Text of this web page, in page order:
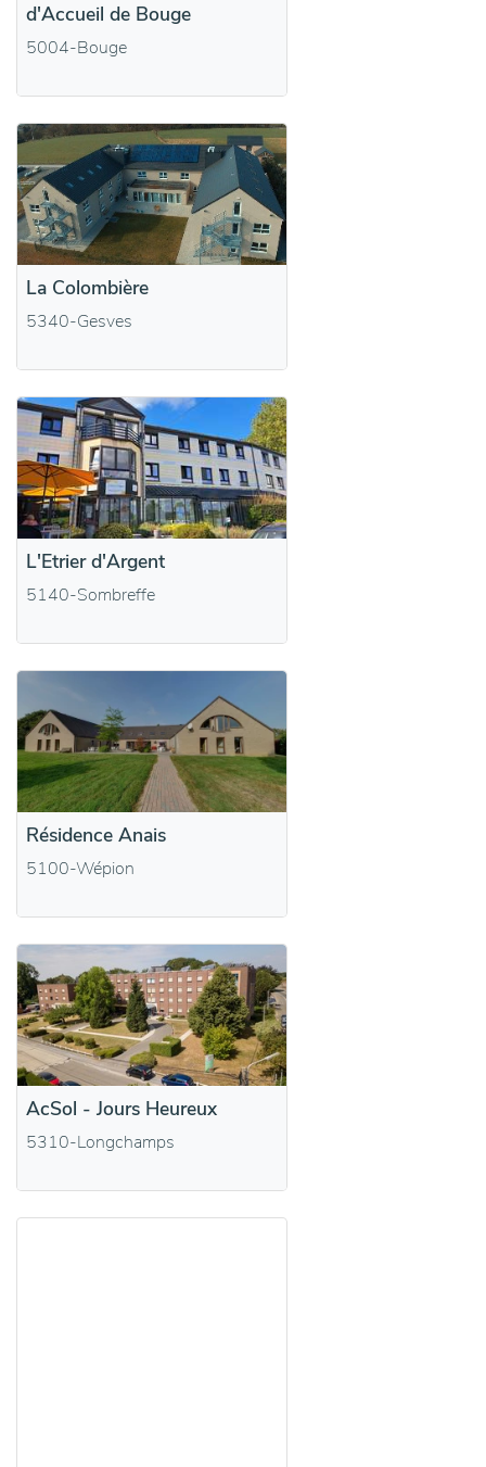
d'Accueil de Bouge
5004-Bouge
La Colombière
5340-Gesves
L'Etrier d'Argent
5140-Sombreffe
Résidence Anais
5100-Wépion
AcSol - Jours Heureux
5310-Longchamps